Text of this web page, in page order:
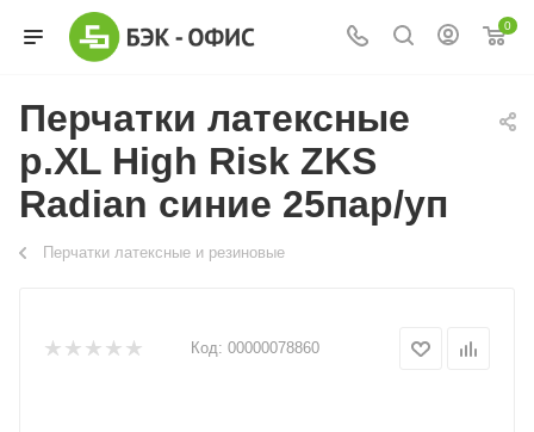
0
Перчатки латексные
р.XL High Risk ZKS
Radian синие 25пар/уп
Перчатки латексные и резиновые
Код: 00000078860